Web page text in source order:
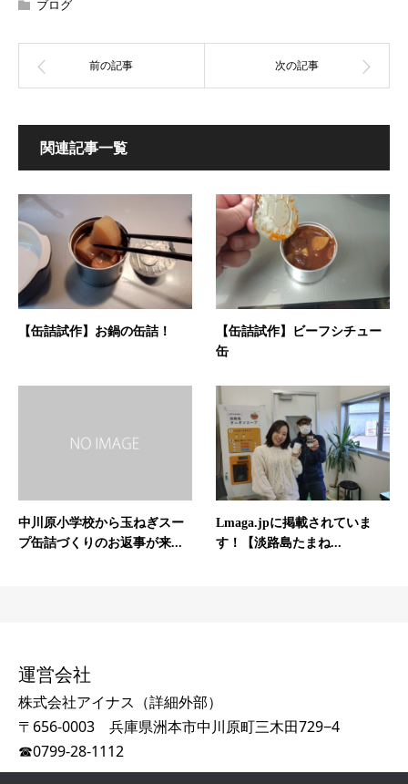
ブログ
関連記事一覧
【缶詰試作】お鍋の缶詰！
【缶詰試作】ビーフシチュー
缶
中川原小学校から玉ねぎスー
プ缶詰づくりのお返事が来...
Lmaga.jpに掲載されていま
す！【淡路島たまね...
運営会社
株式会社アイナス（詳細外部）
〒656-0003 兵庫県洲本市中川原町三木田729−4
☎0799-28-1112